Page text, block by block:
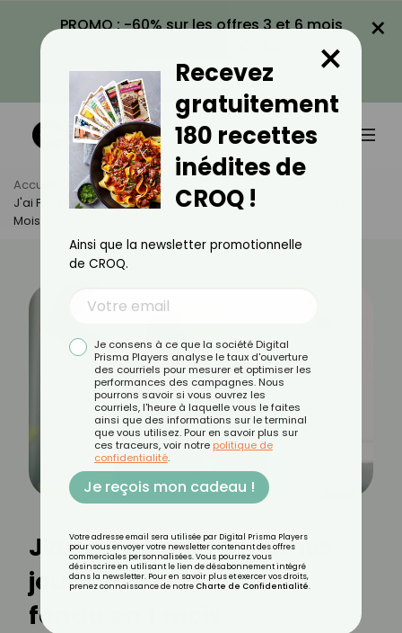
PROMO : -60% sur les offres 3 et 6 mois
VOIR LA PROMO
×
Accueil Actus
Minceur
J'ai Fait Ce Geste Tous Les Jours Et Mon Ventre A Fondu En 1
Mois
J'ai fait ce geste tous les
jours et mon ventre a
fondu en 1 mois
Recevez
gratuitement
180 recettes
inédites de
CROQ !
×
Ainsi que la newsletter promotionnelle
de CROQ.
Je consens à ce que la société Digital
Prisma Players analyse le taux d'ouverture
des courriels pour mesurer et optimiser les
performances des campagnes. Nous
pourrons savoir si vous ouvrez les
courriels, l'heure à laquelle vous le faites
ainsi que des informations sur le terminal
que vous utilisez. Pour en savoir plus sur
ces traceurs, voir notre politique de
confidentialité.
Je reçois mon cadeau !
Votre adresse email sera utilisée par Digital Prisma Players
pour vous envoyer votre newsletter contenant des offres
commerciales personnalisées. Vous pourrez vous
désinscrire en utilisant le lien de désabonnement intégré
dans la newsletter. Pour en savoir plus et exercer vos droits,
prenez connaissance de notre Charte de Confidentialité.